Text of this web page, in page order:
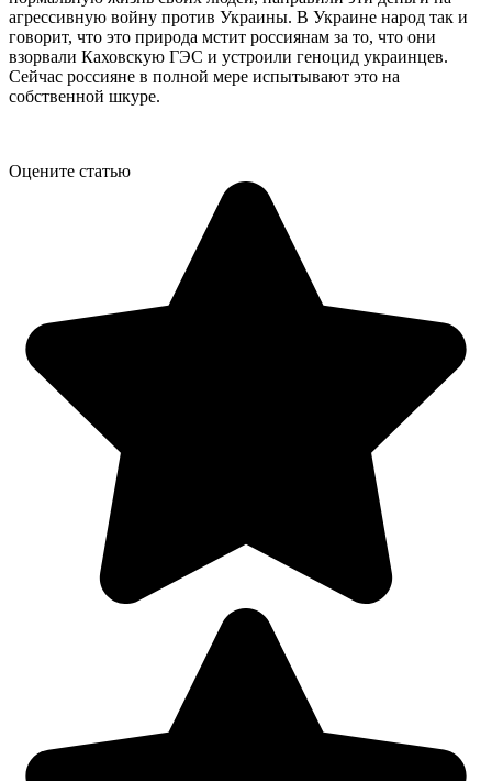
агрессивную войну против Украины. В Украине народ так и
говорит, что это природа мстит россиянам за то, что они
взорвали Каховскую ГЭС и устроили геноцид украинцев.
Сейчас россияне в полной мере испытывают это на
собственной шкуре.
Оцените статью